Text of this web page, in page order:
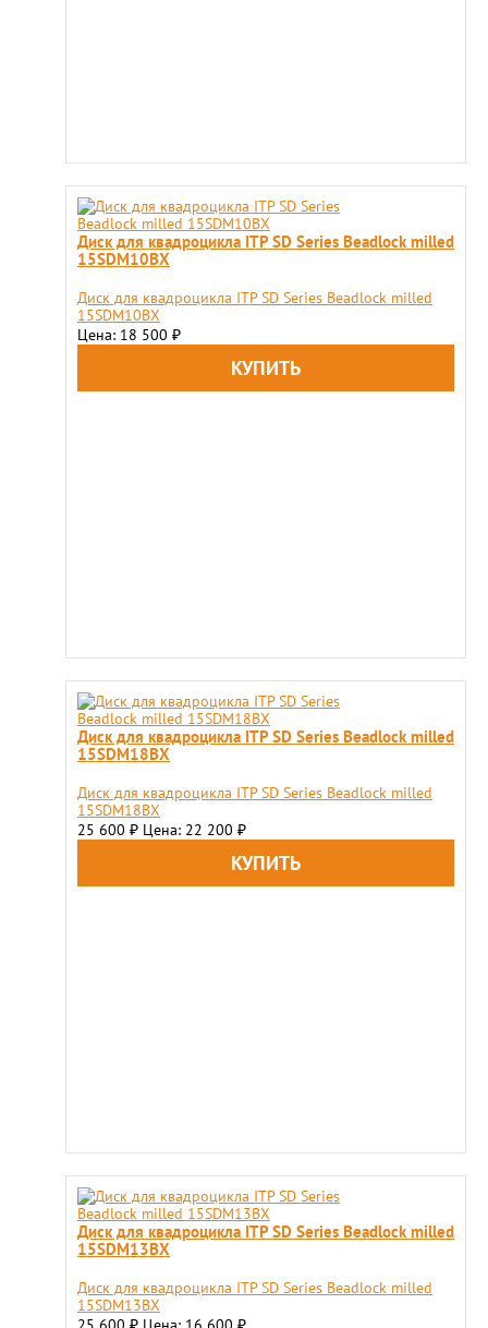
Диск для квадроцикла ITP SD Series Beadlock milled
15SDM10BX
Диск для квадроцикла ITP SD Series Beadlock milled
15SDM10BX
Цена: 18 500 ₽
Диск для квадроцикла ITP SD Series Beadlock milled
15SDM18BX
Диск для квадроцикла ITP SD Series Beadlock milled
15SDM18BX
25 600 ₽ Цена: 22 200 ₽
Диск для квадроцикла ITP SD Series Beadlock milled
15SDM13BX
Диск для квадроцикла ITP SD Series Beadlock milled
15SDM13BX
₽ ₽